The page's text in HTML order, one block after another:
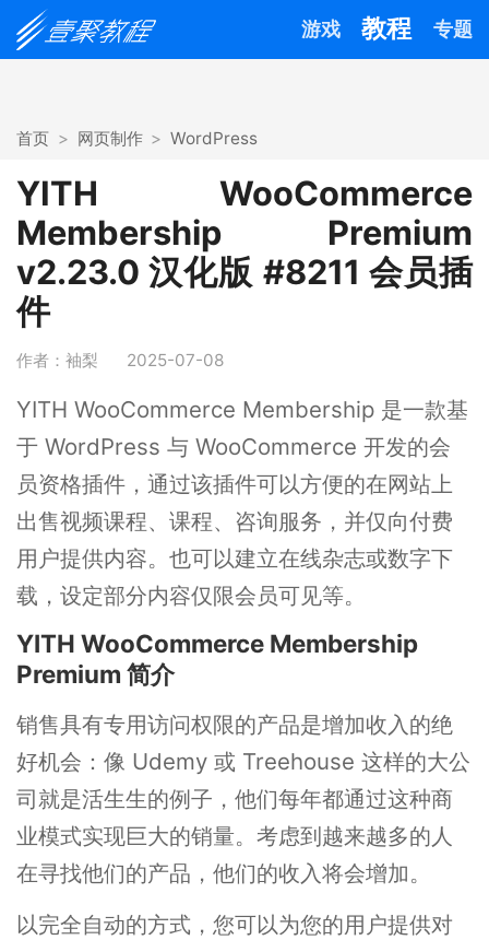
游戏 教程 专题
首页 网页制作 WordPress
YITH WooCommerce
Membership Premium
v2.23.0 汉化版 #8211 会员插
件
作者：袖梨 2025-07-08
YITH WooCommerce Membership 是一款基
于 WordPress 与 WooCommerce 开发的会
员资格插件，通过该插件可以方便的在网站上
出售视频课程、课程、咨询服务，并仅向付费
用户提供内容。也可以建立在线杂志或数字下
载，设定部分内容仅限会员可见等。
YITH WooCommerce Membership
Premium 简介
销售具有专用访问权限的产品是增加收入的绝
好机会：像 Udemy 或 Treehouse 这样的大公
司就是活生生的例子，他们每年都通过这种商
业模式实现巨大的销量。考虑到越来越多的人
在寻找他们的产品，他们的收入将会增加。
以完全自动的方式，您可以为您的用户提供对